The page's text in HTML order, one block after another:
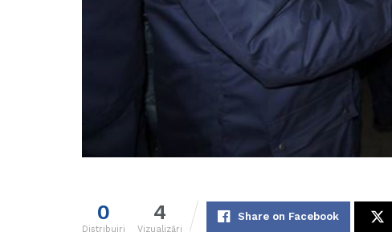
0
Distribuiri
4
Vizualizări
Share on Facebook